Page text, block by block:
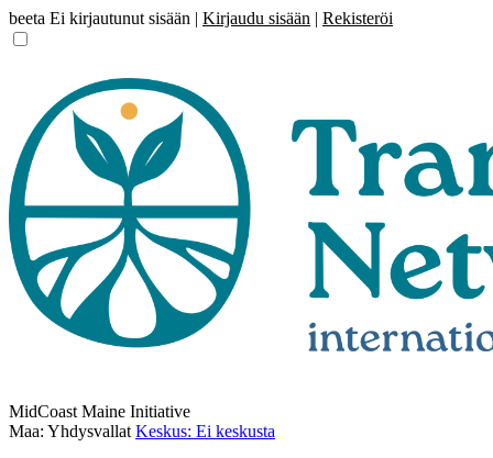
beeta Ei kirjautunut sisään | Kirjaudu sisään | Rekisteröi
MidCoast Maine Initiative
Maa: Yhdysvallat Keskus: Ei keskusta